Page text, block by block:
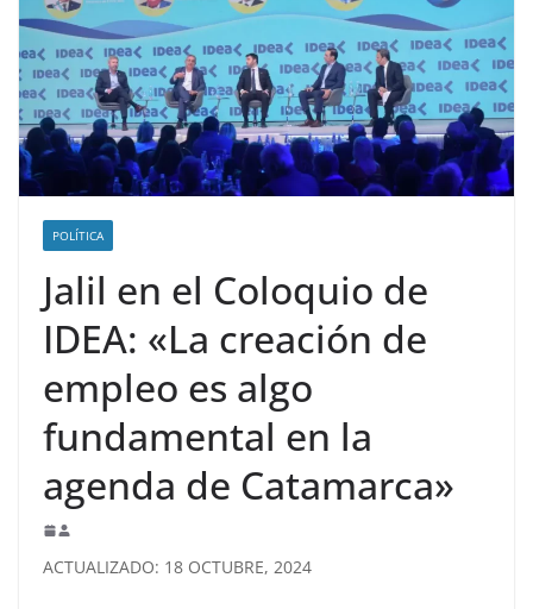
POLÍTICA
Jalil en el Coloquio de
IDEA: «La creación de
empleo es algo
fundamental en la
agenda de Catamarca»
ACTUALIZADO: 18 OCTUBRE, 2024